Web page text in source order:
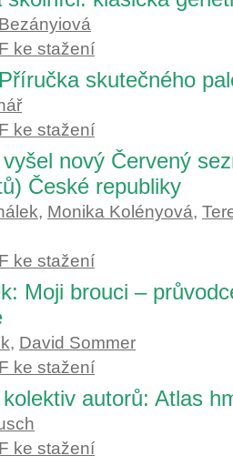
ke stažení
skutečného
ke stažení
nový Červený
České republiky
, Monika Kolényová,
ke stažení
Moji brouci –
, David Sommer
ke stažení
autorů: Atlas
ke stažení